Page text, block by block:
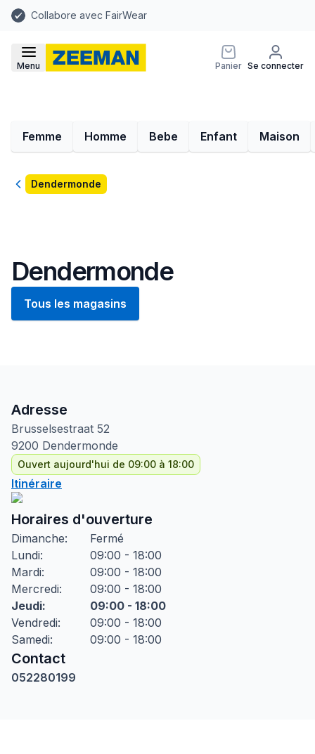
Collabore avec FairWear
Menu Panier Se connecter
Femme Homme Bebe Enfant Maison
RetourDendermonde
Dendermonde
Tous les magasins
Adresse
Brusselsestraat 52
9200 Dendermonde
Ouvert aujourd'hui de 09:00 à 18:00
Itinéraire
Horaires d'ouverture
Dimanche:
Fermé
Lundi:
09:00 - 18:00
Mardi:
09:00 - 18:00
Mercredi:
09:00 - 18:00
Jeudi:
09:00 - 18:00
Vendredi:
09:00 - 18:00
Samedi: 09:00 - 18:00
Contact
052280199